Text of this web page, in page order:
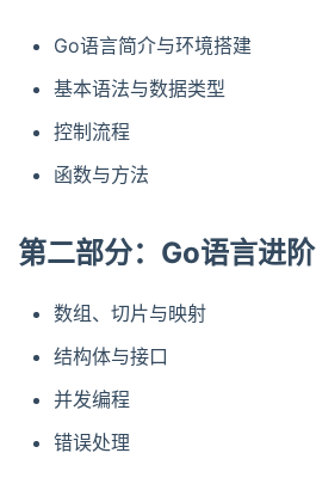
Go语言简介与环境搭建
基本语法与数据类型
控制流程
函数与方法
第二部分：Go语言进阶
数组、切片与映射
结构体与接口
并发编程
错误处理